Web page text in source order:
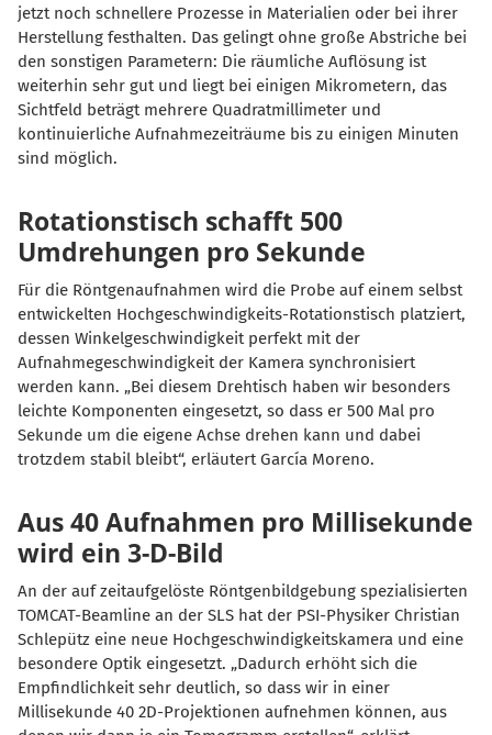
jetzt noch schnellere Prozesse in Materialien oder bei ihrer
Herstellung festhalten. Das gelingt ohne große Abstriche bei
den sonstigen Parametern: Die räumliche Auflösung ist
weiterhin sehr gut und liegt bei einigen Mikrometern, das
Sichtfeld beträgt mehrere Quadratmillimeter und
kontinuierliche Aufnahmezeiträume bis zu einigen Minuten
sind möglich.
Rotationstisch schafft 500
Umdrehungen pro Sekunde
Für die Röntgenaufnahmen wird die Probe auf einem selbst
entwickelten Hochgeschwindigkeits-Rotationstisch platziert,
dessen Winkelgeschwindigkeit perfekt mit der
Aufnahmegeschwindigkeit der Kamera synchronisiert
werden kann. „Bei diesem Drehtisch haben wir besonders
leichte Komponenten eingesetzt, so dass er 500 Mal pro
Sekunde um die eigene Achse drehen kann und dabei
trotzdem stabil bleibt“, erläutert García Moreno.
Aus 40 Aufnahmen pro Millisekunde
wird ein 3-D-Bild
An der auf zeitaufgelöste Röntgenbildgebung spezialisierten
TOMCAT-Beamline an der SLS hat der PSI-Physiker Christian
Schlepütz eine neue Hochgeschwindigkeitskamera und eine
besondere Optik eingesetzt. „Dadurch erhöht sich die
Empfindlichkeit sehr deutlich, so dass wir in einer
Millisekunde 40 2D-Projektionen aufnehmen können, aus